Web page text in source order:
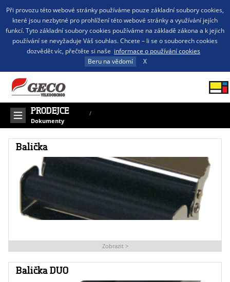
Při provozu této webové stránky používáme pouze základní soubory cookies,
které jsou nezbytné pro prohlížení této webové stránky a využívání jejích
funkcí. Tyto základní soubory cookies používáme na základě zákona a k jejich
používání se nevyžaduje Váš souhlas. Chcete – li se o souborech cookies
dozvědět víc, přečtěte si naše informace o používání cookies
Beru na vědomí
X
PRODEJCE
/
Dokumenty
Balička
Zobrazit >
Balička DUO